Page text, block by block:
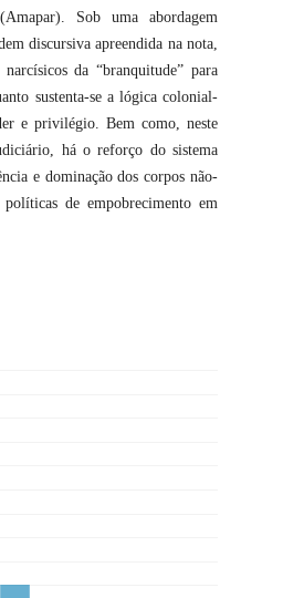
Sob uma abordagem
discursiva apreendida na nota,
da “branquitude” para
sustenta-se a lógica colonial-
e privilégio. Bem como, neste
há o reforço do sistema
e dominação dos corpos não-
de empobrecimento em